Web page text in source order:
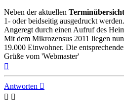
Neben der aktuellen Terminübersicht
1- oder beidseitig ausgedruckt werden.
Angeregt durch einen Aufruf des
Mit dem Mikrozensus 2011 liegen
19.000 Einwohner. Die
Grüße vom 'Webmaster'
Antworten